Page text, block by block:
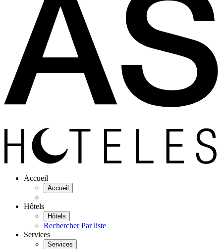
Accueil
Accueil
Hôtels
Hôtels
RechercherPar liste
Services
Services